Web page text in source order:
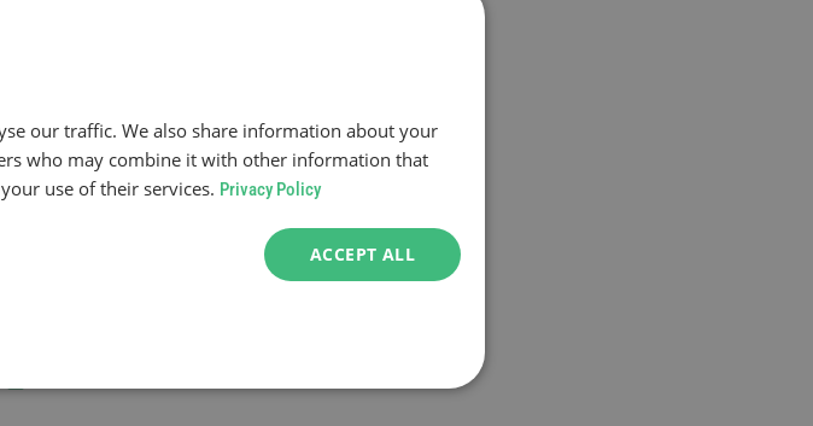
Možnosť znovu poslať vignetu e-mailom
our traffic. We also share information about your
who may combine it with other information that
use of their services. Privacy Policy
ACCEPT ALL